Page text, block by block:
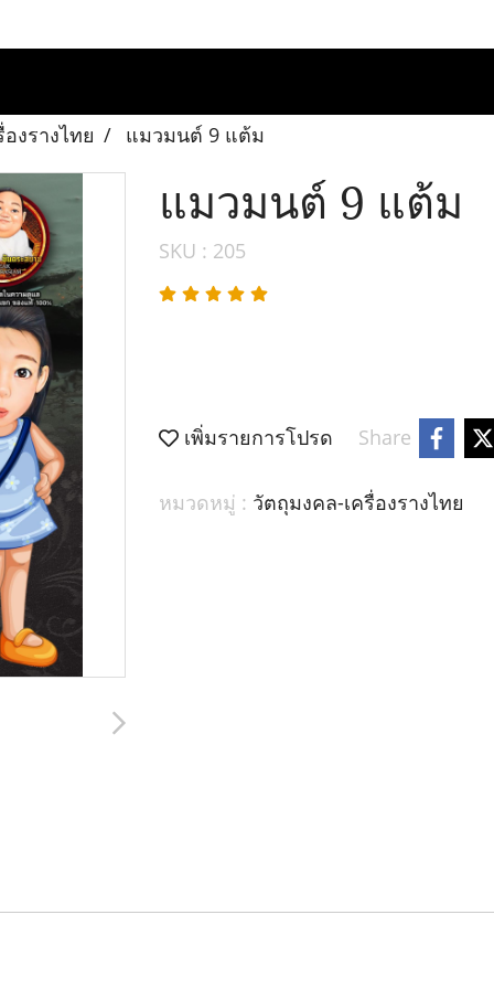
งรางไทย แมวมนต์ 9 แต้ม
แมวมนต์ 9 แต้ม
SKU : 205
เพิ่มรายการโปรด Share
หมวดหมู่ : วัตถุมงคล-เครื่องรางไทย